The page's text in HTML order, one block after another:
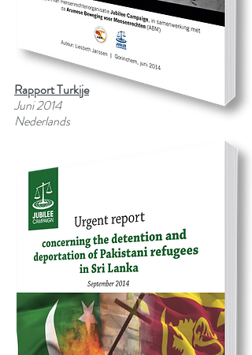
Rapport Turkije
Juni 2014
Nederlands